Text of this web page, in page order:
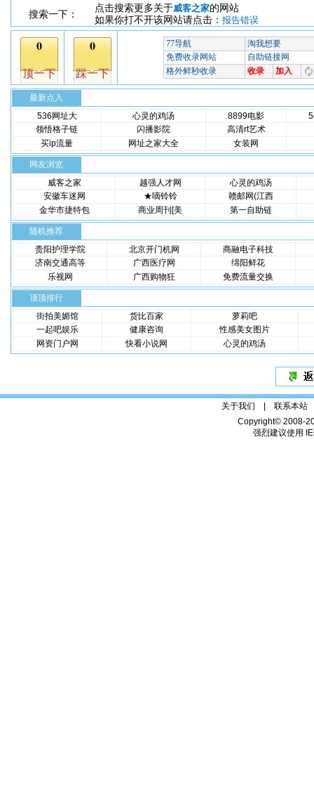
搜索一下：
点击搜索更多关于威客之家的网站
如果你打不开该网站请点击： 报告错误
最新点入
536网址大
心灵的鸡汤 8899电影
领悟格子链
闪播影院
高清rt艺术
买ip流量
网址之家大全 女装网
网友浏览
威客之家
越强人才网
心灵的鸡汤
安徽车迷网
★嘀铃铃
赣邮网(江西
金华市捷特包
商业周刊[美 第一自助链
随机推荐
贵阳护理学院
北京开门机网
商融电子科技
济南交通高等
广西医疗网
绵阳鲜花
乐视网
广西购物狂 免费流量交换
顶顶排行
街拍美媚馆
货比百家
萝莉吧
一起吧娱乐
健康咨询
性感美女图片
网资门户网
快看小说网 心灵的鸡汤
关于我们 | 联系本站
Copyright© 2008-
强烈建议使用